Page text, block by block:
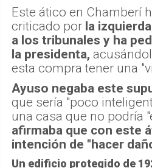
Este ático en Chamberí
criticado por la izquierda
a los tribunales y ha
la presidenta,
esta compra tener una
Ayuso negaba este
que sería "poco
una casa que no podría
afirmaba que con este
intención de "hacer
Un edificio protegido de